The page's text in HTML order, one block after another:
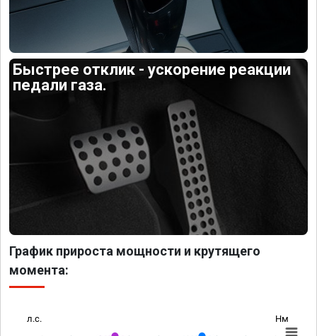
Быстрее отклик - ускорение реакции
педали газа.
График прироста мощности и крутящего
момента:
л.с. Нм